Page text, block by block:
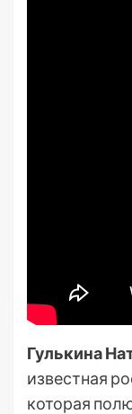
Гулькина
известная
которая